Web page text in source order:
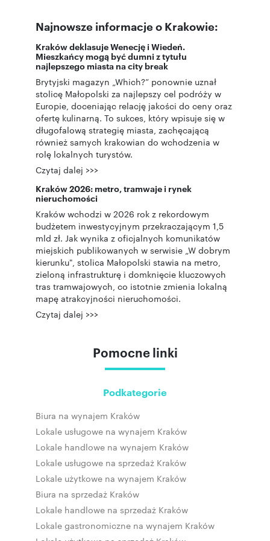
Najnowsze informacje o Krakowie:
Kraków deklasuje Wenecję i Wiedeń.
Mieszkańcy mogą być dumni z tytułu
najlepszego miasta na city break
Brytyjski magazyn „Which?” ponownie uznał
stolicę Małopolski za najlepszy cel podróży w
Europie, doceniając relację jakości do ceny oraz
ofertę kulinarną. To sukces, który wpisuje się w
długofalową strategię miasta, zachęcającą
również samych krakowian do wchodzenia w
rolę lokalnych turystów.
Czytaj dalej >>>
Kraków 2026: metro, tramwaje i rynek
nieruchomości
Kraków wchodzi w 2026 rok z rekordowym
budżetem inwestycyjnym przekraczającym 1,5
mld zł. Jak wynika z oficjalnych komunikatów
miejskich publikowanych w serwisie „W dobrym
kierunku", stolica Małopolski stawia na metro,
zieloną infrastrukturę i domknięcie kluczowych
tras tramwajowych, co istotnie zmienia lokalną
mapę atrakcyjności nieruchomości.
Czytaj dalej >>>
Pomocne linki
Podkategorie
Biura na wynajem Kraków
Lokale usługowe na wynajem Kraków
Lokale handlowe na wynajem Kraków
Lokale usługowe na sprzedaż Kraków
Lokale użytkowe na wynajem Kraków
Biura na sprzedaż Kraków
Lokale handlowe na sprzedaż Kraków
Lokale gastronomiczne na wynajem Kraków